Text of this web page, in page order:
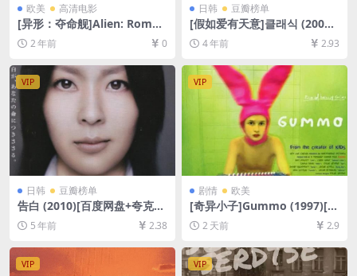
欧美 高清电影
[异形：夺命舰]Alien: Romul
us (2024)[百度网盘+夸克网盘
1080P超清未删减资源][网盘
在线播放/下载][MP4/6.8GB]
[中英字幕]
2 年前 0
日韩 豆瓣榜单
[假如爱有天意]클래식 (2003)
[百度网盘+夸克网盘+迅雷云
盘资源1080P超清未删减][MP
4/8GB][韩语中字]
4 年前 2.93
VIP
日韩 豆瓣榜单
告白 (2010)[百度网盘+夸克网
盘+迅雷云盘资源未删减1080
P超清][MP4/6.4GB][中日双语
5 年前 2.38
VIP
剧情 欧美
[奇异小子]Gummo (1997)[百
度网盘+夸克网盘1080P超清
未删减资源][网盘在线播放/下
2 天前 2.9
VIP VIP